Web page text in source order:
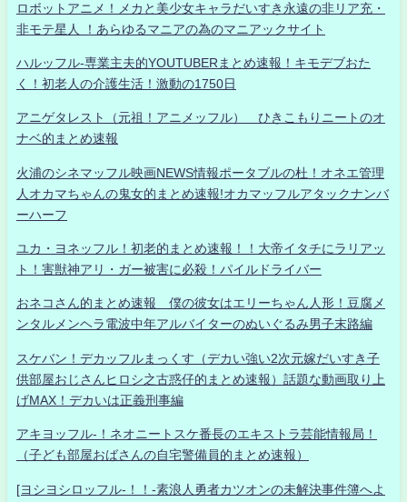
ロボットアニメ！メカと美少女キャラだいすき永遠の非リア充・
非モテ星人 ！あらゆるマニアの為のマニアックサイト
ハルッフル-専業主夫的YOUTUBERまとめ速報！キモデブおた
く！初老人の介護生活！激動の1750日
アニゲタレスト（元祖！アニメッフル） ひきこもりニートのオ
ナベ的まとめ速報
火浦のシネマッフル映画NEWS情報ポータブルの杜！オネエ管理
人オカマちゃんの鬼女的まとめ速報!オカマッフルアタックナンバ
ーハーフ
ユカ・ヨネッフル！初老的まとめ速報！！大帝イタチにラリアッ
ト！害獣神アリ・ガー被害に必殺！パイルドライバー
おネコさん的まとめ速報 僕の彼女はエリーちゃん人形！豆腐メ
ンタルメンヘラ電波中年アルバイターのぬいぐるみ男子末路編
スケバン！デカッフルまっくす（デカい強い2次元嫁だいすき子
供部屋おじさんヒロシ之古惑仔的まとめ速報）話題な動画取り上
げMAX！デカいは正義刑事編
アキヨッフル-！ネオニートスケ番長のエキストラ芸能情報局！
（子ども部屋おばさんの自宅警備員的まとめ速報）
[ヨシヨシロッフル-！！-素浪人勇者カツオンの未解決事件簿へよ